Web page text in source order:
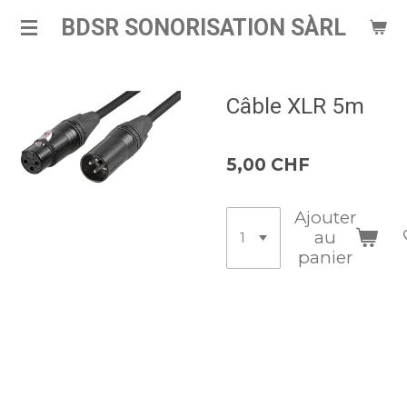
Passer
BDSR SONORISATION SÀRL
Câble XLR 5m
5,00 CHF
Ajouter
au
panier